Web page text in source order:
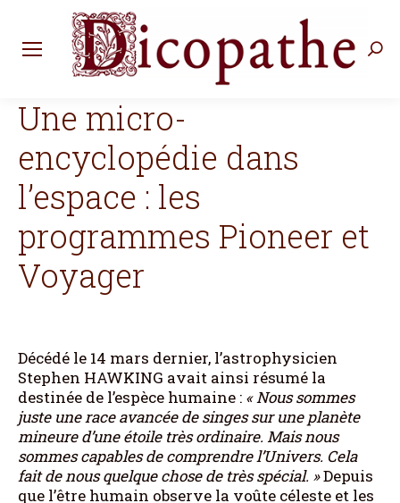
Une micro-
encyclopédie dans
l’espace : les
programmes Pioneer et
Voyager
Décédé le 14 mars dernier, l’astrophysicien
Stephen HAWKING avait ainsi résumé la
destinée de l’espèce humaine : «Nous sommes
juste une race avancée de singes sur une planète
mineure d’une étoile très ordinaire. Mais nous
sommes capables de comprendre l’Univers. Cela
fait de nous quelque chose de très spécial. »Depuis
que l’être humain observe la voûte céleste et les